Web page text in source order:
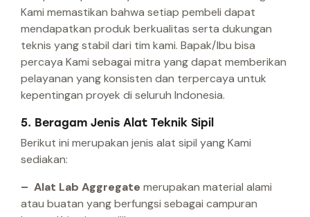
Kami memastikan bahwa setiap pembeli dapat
mendapatkan produk berkualitas serta dukungan
teknis yang stabil dari tim kami. Bapak/Ibu bisa
percaya Kami sebagai mitra yang dapat memberikan
pelayanan yang konsisten dan terpercaya untuk
kepentingan proyek di seluruh Indonesia.
5. Beragam Jenis Alat Teknik Sipil
Berikut ini merupakan jenis alat sipil yang Kami
sediakan:
– Alat Lab Aggregate merupakan material alami
atau buatan yang berfungsi sebagai campuran